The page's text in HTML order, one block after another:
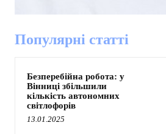
Популярні статті
Безперебійна робота: у
Вінниці збільшили
кількість автономних
світлофорів
13.01.2025